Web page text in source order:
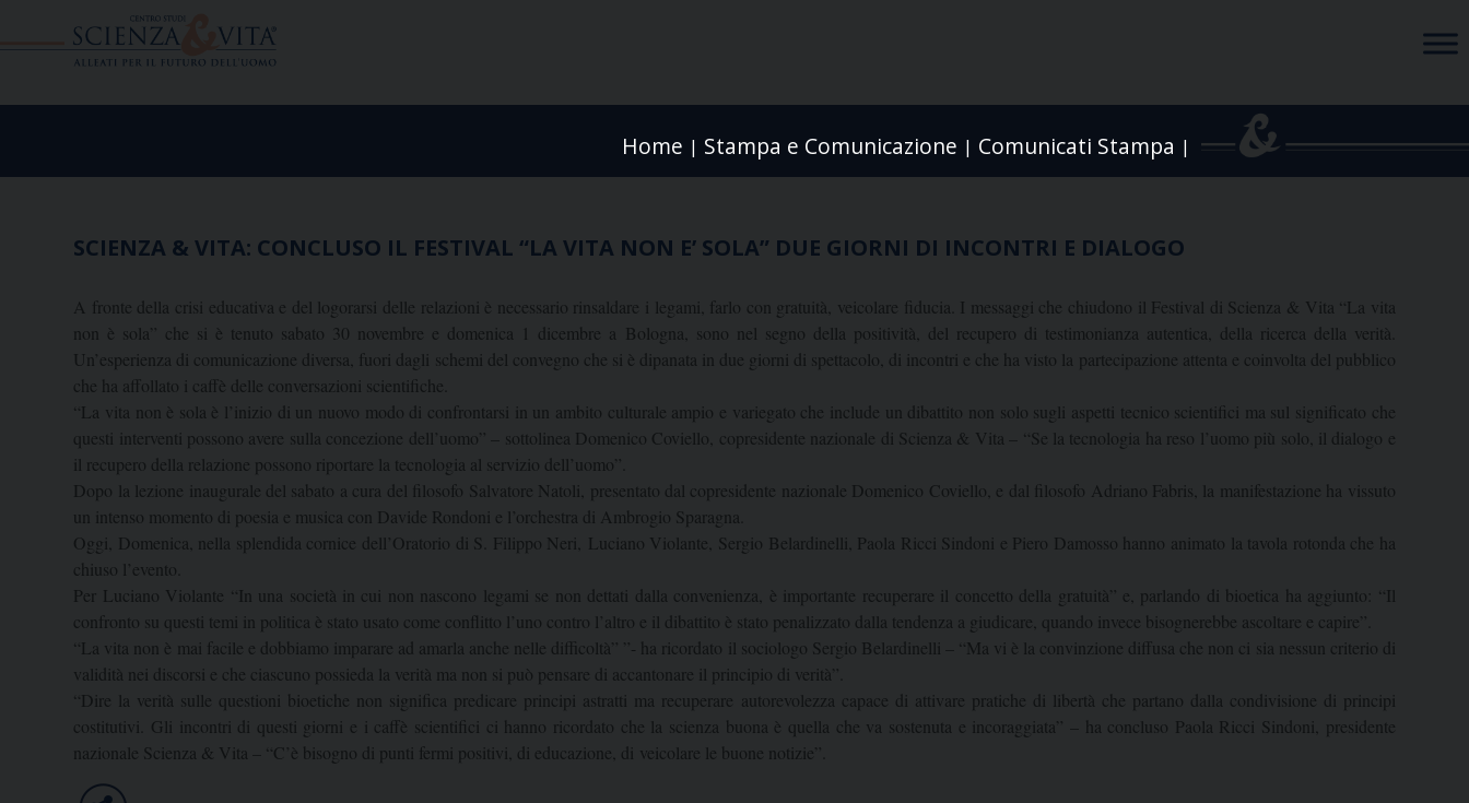
Home | Stampa e Comunicazione | Comunicati Stampa |
SCIENZA & VITA: CONCLUSO IL FESTIVAL “LA VITA NON E’ SOLA” DUE GIORNI DI INCONTRI E DIALOGO
A fronte della crisi educativa e del logorarsi delle relazioni è necessario rinsaldare i legami, farlo con gratuità, veicolare fiducia. I messaggi che chiudono il Festival di Scienza & Vita “La vita
non è sola” che si è tenuto sabato 30 novembre e domenica 1 dicembre a Bologna, sono nel segno della positività, del recupero di testimonianza autentica, della ricerca della verità.
Un’esperienza di comunicazione diversa, fuori dagli schemi del convegno che si è dipanata in due giorni di spettacolo, di incontri e che ha visto la partecipazione attenta e coinvolta del pubblico
che ha affollato i caffè delle conversazioni scientifiche.
“La vita non è sola è l’inizio di un nuovo modo di confrontarsi in un ambito culturale ampio e variegato che include un dibattito non solo sugli aspetti tecnico scientifici ma sul significato che
questi interventi possono avere sulla concezione dell’uomo” – sottolinea Domenico Coviello, copresidente nazionale di Scienza & Vita – “Se la tecnologia ha reso l’uomo più solo, il dialogo e
il recupero della relazione possono riportare la tecnologia al servizio dell’uomo”.
Dopo la lezione inaugurale del sabato a cura del filosofo Salvatore Natoli, presentato dal copresidente nazionale Domenico Coviello, e dal filosofo Adriano Fabris, la manifestazione ha vissuto
un intenso momento di poesia e musica con Davide Rondoni e l’orchestra di Ambrogio Sparagna.
Oggi, Domenica, nella splendida cornice dell’Oratorio di S. Filippo Neri, Luciano Violante, Sergio Belardinelli, Paola Ricci Sindoni e Piero Damosso hanno animato la tavola rotonda che ha
chiuso l’evento.
Per Luciano Violante “In una società in cui non nascono legami se non dettati dalla convenienza, è importante recuperare il concetto della gratuità” e, parlando di bioetica ha aggiunto: “Il
confronto su questi temi in politica è stato usato come conflitto l’uno contro l’altro e il dibattito è stato penalizzato dalla tendenza a giudicare, quando invece bisognerebbe ascoltare e capire”.
“La vita non è mai facile e dobbiamo imparare ad amarla anche nelle difficoltà” ”- ha ricordato il sociologo Sergio Belardinelli – “Ma vi è la convinzione diffusa che non ci sia nessun criterio di
validità nei discorsi e che ciascuno possieda la verità ma non si può pensare di accantonare il principio di verità”.
“Dire la verità sulle questioni bioetiche non significa predicare principi astratti ma recuperare autorevolezza capace di attivare pratiche di libertà che partano dalla condivisione di principi
costitutivi. Gli incontri di questi giorni e i caffè scientifici ci hanno ricordato che la scienza buona è quella che va sostenuta e incoraggiata” – ha concluso Paola Ricci Sindoni, presidente
nazionale Scienza & Vita – “C’è bisogno di punti fermi positivi, di educazione, di veicolare le buone notizie”.